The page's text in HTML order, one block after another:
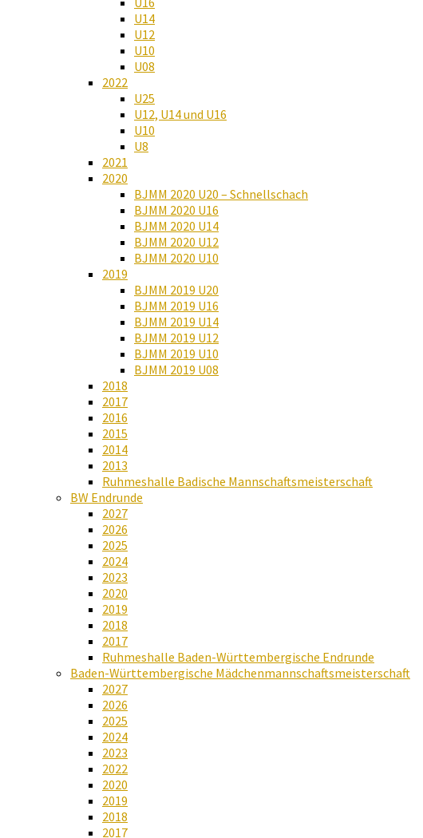
U14
U12
U10
U08
2022
U25
U12, U14 und U16
U10
U8
2021
2020
BJMM 2020 U20 – Schnellschach
BJMM 2020 U16
BJMM 2020 U14
BJMM 2020 U12
BJMM 2020 U10
2019
BJMM 2019 U20
BJMM 2019 U16
BJMM 2019 U14
BJMM 2019 U12
BJMM 2019 U10
BJMM 2019 U08
2018
2017
2016
2015
2014
2013
Ruhmeshalle Badische Mannschaftsmeisterschaft
BW Endrunde
2027
2026
2025
2024
2023
2020
2019
2018
2017
Ruhmeshalle Baden-Württembergische Endrunde
Baden-Württembergische Mädchenmannschaftsmeisterschaft
2027
2026
2025
2024
2023
2022
2020
2019
2018
2017